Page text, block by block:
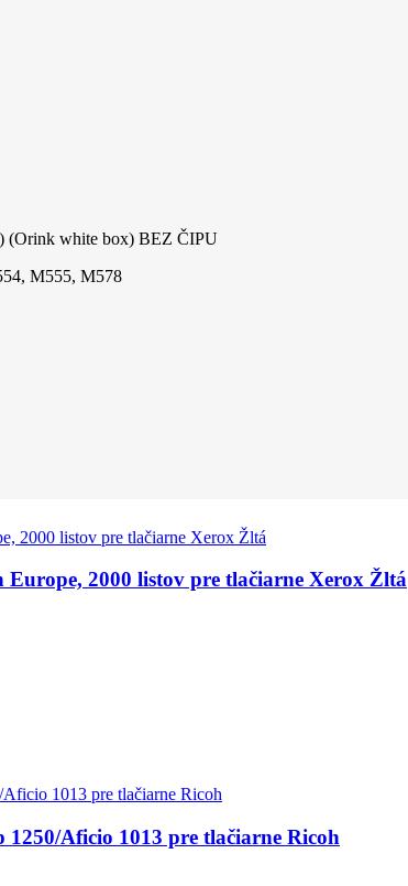
(Orink white box) BEZ ČIPU
M555, M578
2000 listov pre tlačiarne Xerox Žltá
Aficio 1013 pre tlačiarne Ricoh